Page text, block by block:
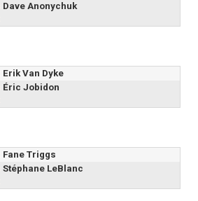
Dave Anonychuk
Erik Van Dyke
Éric Jobidon
Fane Triggs
Stéphane LeBlanc